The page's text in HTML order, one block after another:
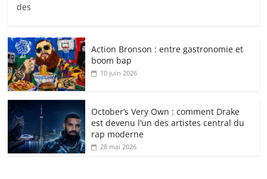
des
Action Bronson : entre gastronomie et
boom bap
10 juin 2026
October’s Very Own : comment Drake
est devenu l’un des artistes central du
rap moderne
28 mai 2026